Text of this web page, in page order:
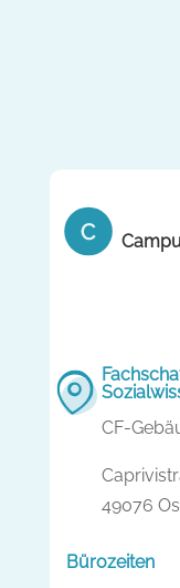
CF-
49076
Bürozeiten